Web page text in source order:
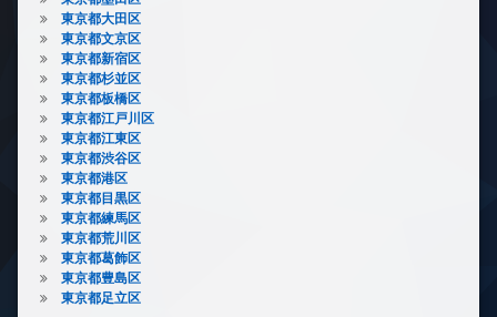
東京都大田区
東京都文京区
東京都新宿区
東京都杉並区
東京都板橋区
東京都江戸川区
東京都江東区
東京都渋谷区
東京都港区
東京都目黒区
東京都練馬区
東京都荒川区
東京都葛飾区
東京都豊島区
東京都足立区